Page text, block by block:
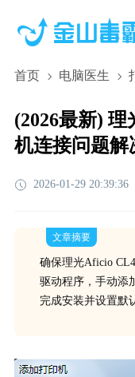
首页 电脑医生
(2026最新)
机连接问题解
2026-01-29 20:39:36
文章摘要
确保理光Aficio
驱动程序，手动添
完成安装并设置默